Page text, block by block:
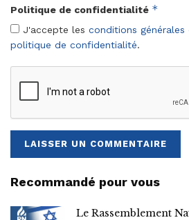
Politique de confidentialité *
J'accepte les conditions générales
politique de confidentialité.
Recommandé pour vous
Le Rassemblement